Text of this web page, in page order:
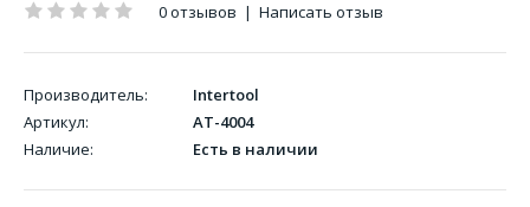
0 отзывов | Написать отзыв
Производитель:
Intertool
Артикул:
AT-4004
Наличие:
Есть в наличии